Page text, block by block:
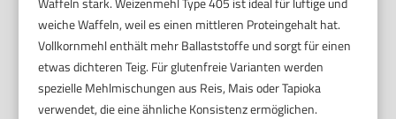
weiche Waffeln, weil es einen mittleren Proteingehalt hat.
Vollkornmehl enthält mehr Ballaststoffe und sorgt für einen
etwas dichteren Teig. Für glutenfreie Varianten werden
spezielle Mehlmischungen aus Reis, Mais oder Tapioka
verwendet, die eine ähnliche Konsistenz ermöglichen.